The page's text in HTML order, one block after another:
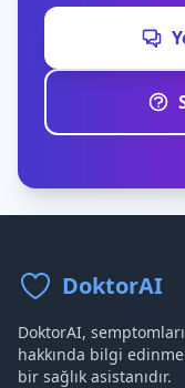
DoktorAI
DoktorAI,
hakkında bilgi
bir sağlık asistanıdır.